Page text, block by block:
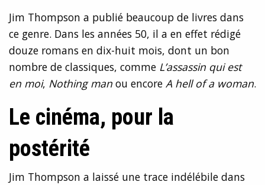
Jim Thompson a publié beaucoup de livres dans
ce genre. Dans les années 50, il a en effet rédigé
douze romans en dix-huit mois, dont un bon
nombre de classiques, comme L’assassin qui est
en moi, Nothing man ou encore A hell of a woman.
Le cinéma, pour la
postérité
Jim Thompson a laissé une trace indélébile dans